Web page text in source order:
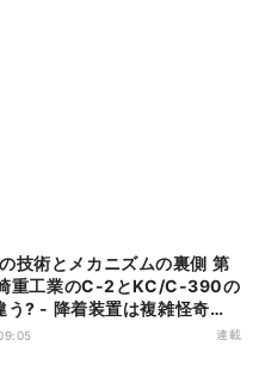
重工業のC-2とKC/C-390の
う? - 降着装置は複雑怪奇
機(10)
連載